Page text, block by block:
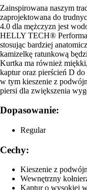
Zainspirowana naszym
zaprojektowana do
4.0 dla mężczyzn jest
HELLY TECH®
stosując bardziej
kamizelkę ratunkową
Kurtka ma również
kaptur oraz pierścień D
w tym kieszenie z
piersi dla zwiększenia
Dopasowanie:
Regular
Cechy:
Kieszenie z
Wewnętrzny
Kaptur o wysokiej